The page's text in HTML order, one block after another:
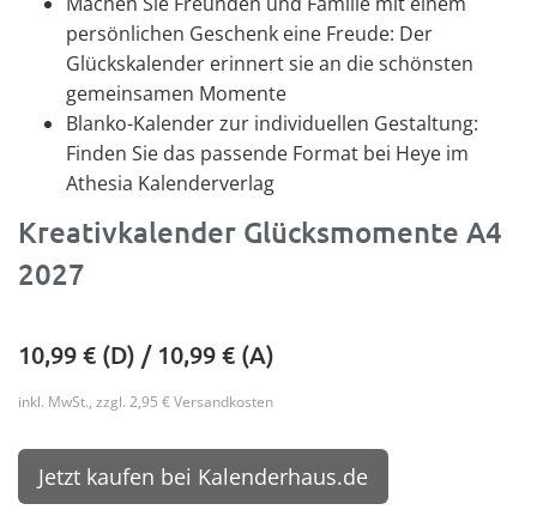
persönlichen Geschenk eine Freude: Der
Glückskalender erinnert sie an die schönsten
gemeinsamen Momente
Blanko-Kalender zur individuellen Gestaltung:
Finden Sie das passende Format bei Heye im
Athesia Kalenderverlag
Kreativkalender Glücksmomente A4
2027
10,99€ (D) / 10,99€ (A)
inkl. MwSt., zzgl. 2,95 € Versandkosten
Jetzt kaufen bei Kalenderhaus.de